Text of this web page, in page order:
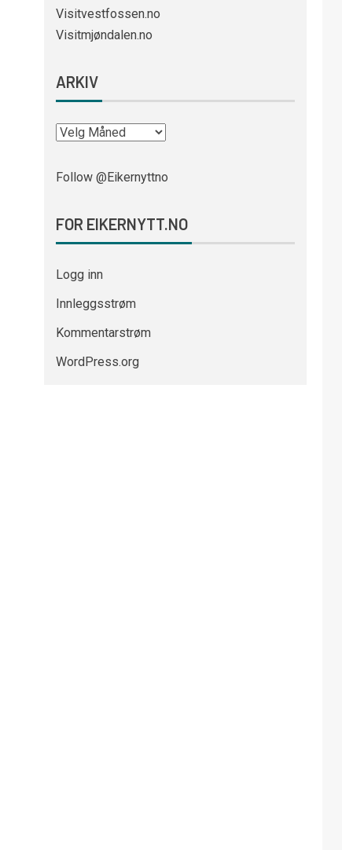
Visitvestfossen.no
Visitmjøndalen.no
ARKIV
Follow @Eikernyttno
FOR EIKERNYTT.NO
Logg inn
Innleggsstrøm
Kommentarstrøm
WordPress.org